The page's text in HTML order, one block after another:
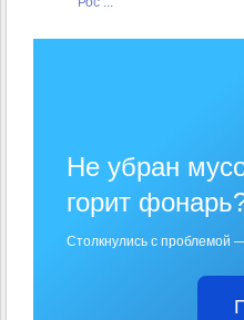
Не убран
горит
Столкнулись с проблемой